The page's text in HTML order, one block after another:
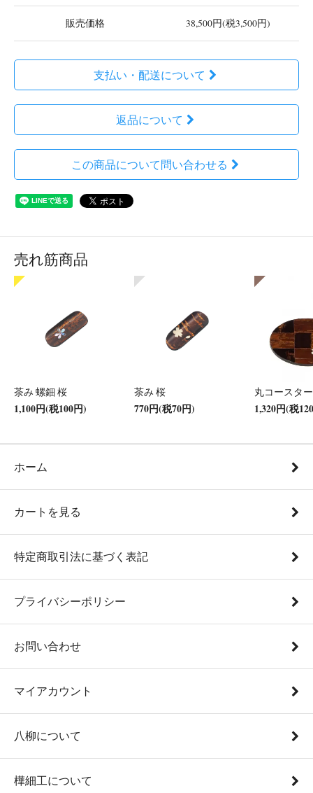
販売価格 38,500円(税3,500円)
支払い・配送について
返品について
この商品について問い合わせる
売れ筋商品
茶み 螺鈿 桜
1,100円(税100円)
茶み 桜
770円(税70円)
丸コースタ
1,320円(税
ホーム
カートを見る
特定商取引法に基づく表記
プライバシーポリシー
お問い合わせ
マイアカウント
八柳について
樺細工について